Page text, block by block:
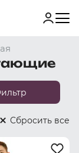
Cбросить все